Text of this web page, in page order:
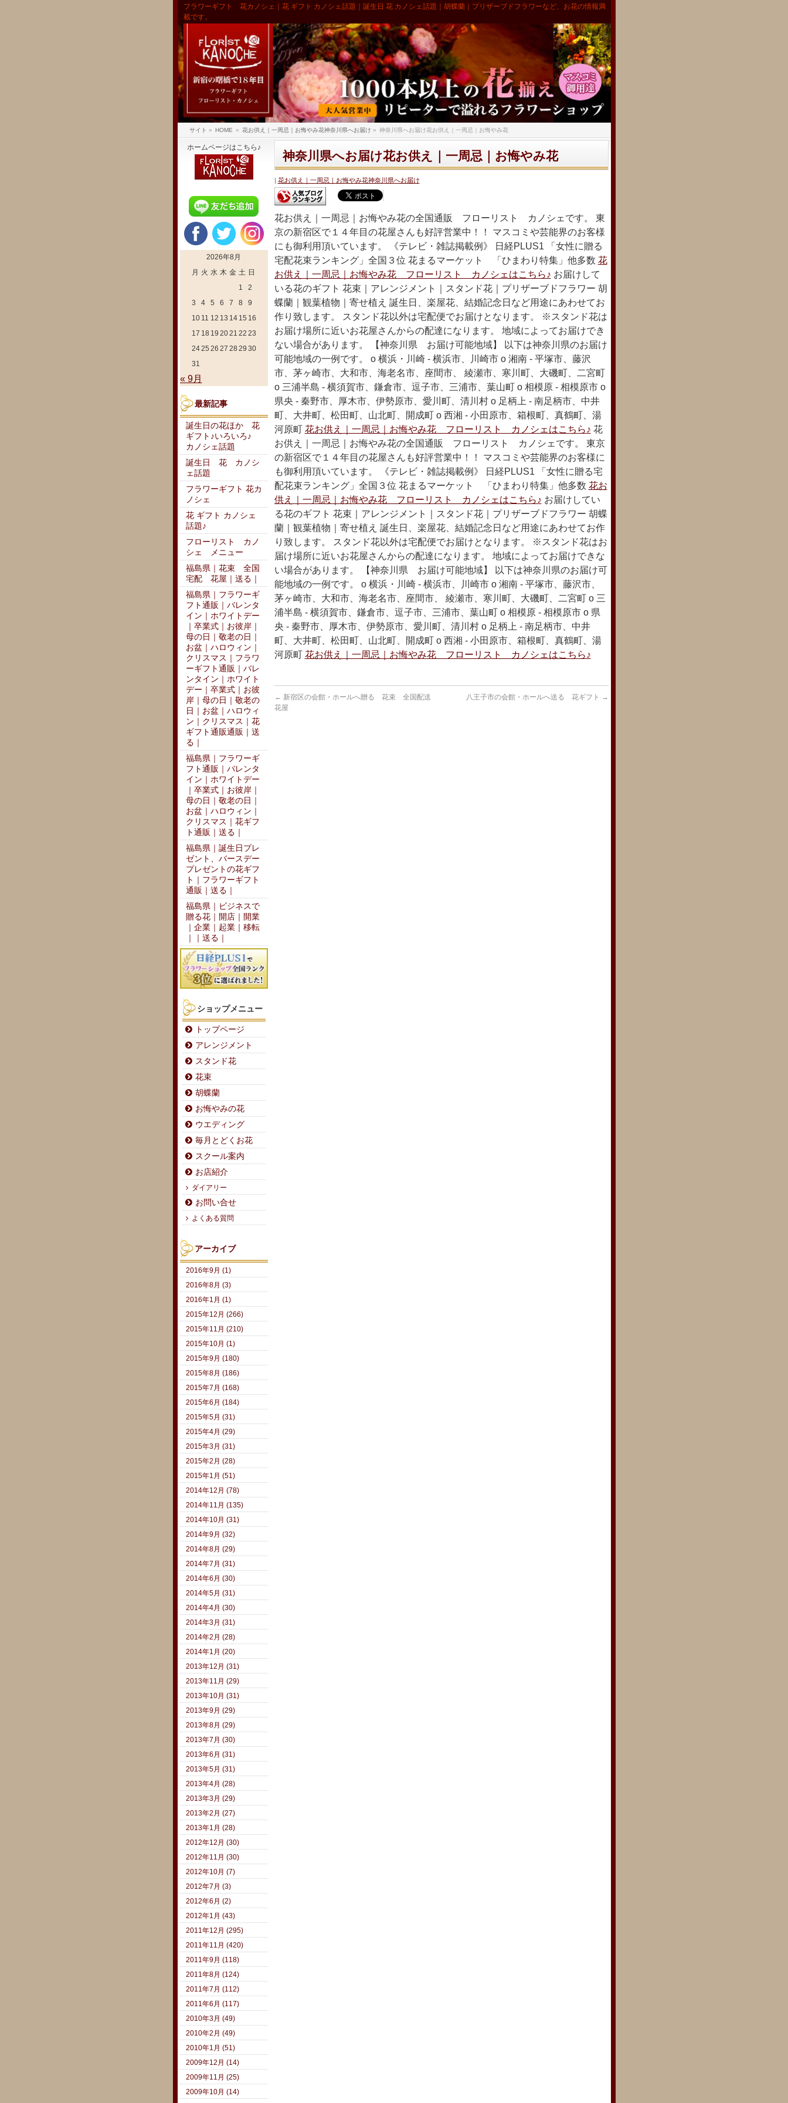
フラワーギフト 花カノシェ｜花 ギフト カノシェ話題｜誕生日 花 カノシェ話題｜胡蝶蘭｜プリザーブドフラワーなど、お花の情報満
載です。
サイト » HOME » 花お供え｜一周忌｜お悔やみ花神奈川県へお届け » 神奈川県へお届け花お供え｜一周忌｜お悔やみ花
神奈川県へお届け花お供え｜一周忌｜お悔やみ花
花お供え｜一周忌｜お悔やみ花神奈川県へお届け
花お供え｜一周忌｜お悔やみ花の全国通販 フローリスト カノシェです。 東
京の新宿区で１４年目の花屋さんも好評営業中！！ マスコミや芸能界のお客様
にも御利用頂いています。 《テレビ・雑誌掲載例》 日経PLUS1 「女性に贈る
宅配花束ランキング」全国３位 花まるマーケット 「ひまわり特集」他多数 花
お供え｜一周忌｜お悔やみ花 フローリスト カノシェはこちら♪ お届けして
いる花のギフト 花束｜アレンジメント｜スタンド花｜プリザーブドフラワー 胡
蝶蘭｜観葉植物｜寄せ植え 誕生日、楽屋花、結婚記念日など用途にあわせてお
作り致します。 スタンド花以外は宅配便でお届けとなります。 ※スタンド花は
お届け場所に近いお花屋さんからの配達になります。 地域によってお届けでき
ない場合があります。 【神奈川県 お届け可能地域】 以下は神奈川県のお届け
可能地域の一例です。 o 横浜・川崎 - 横浜市、川崎市 o 湘南 - 平塚市、藤沢
市、茅ヶ崎市、大和市、海老名市、座間市、 綾瀬市、寒川町、大磯町、二宮町
o 三浦半島 - 横須賀市、鎌倉市、逗子市、三浦市、葉山町 o 相模原 - 相模原市 o
県央 - 秦野市、厚木市、伊勢原市、愛川町、清川村 o 足柄上 - 南足柄市、中井
町、大井町、松田町、山北町、開成町 o 西湘 - 小田原市、箱根町、真鶴町、湯
河原町 花お供え｜一周忌｜お悔やみ花 フローリスト カノシェはこちら♪ 花
お供え｜一周忌｜お悔やみ花の全国通販 フローリスト カノシェです。 東京
の新宿区で１４年目の花屋さんも好評営業中！！ マスコミや芸能界のお客様に
も御利用頂いています。 《テレビ・雑誌掲載例》 日経PLUS1 「女性に贈る宅
配花束ランキング」全国３位 花まるマーケット 「ひまわり特集」他多数 花お
供え｜一周忌｜お悔やみ花 フローリスト カノシェはこちら♪ お届けしてい
る花のギフト 花束｜アレンジメント｜スタンド花｜プリザーブドフラワー 胡蝶
蘭｜観葉植物｜寄せ植え 誕生日、楽屋花、結婚記念日など用途にあわせてお作
り致します。 スタンド花以外は宅配便でお届けとなります。 ※スタンド花はお
届け場所に近いお花屋さんからの配達になります。 地域によってお届けできな
い場合があります。 【神奈川県 お届け可能地域】 以下は神奈川県のお届け可
能地域の一例です。 o 横浜・川崎 - 横浜市、川崎市 o 湘南 - 平塚市、藤沢市、
茅ヶ崎市、大和市、海老名市、座間市、 綾瀬市、寒川町、大磯町、二宮町 o 三
浦半島 - 横須賀市、鎌倉市、逗子市、三浦市、葉山町 o 相模原 - 相模原市 o 県
央 - 秦野市、厚木市、伊勢原市、愛川町、清川村 o 足柄上 - 南足柄市、中井
町、大井町、松田町、山北町、開成町 o 西湘 - 小田原市、箱根町、真鶴町、湯
河原町 花お供え｜一周忌｜お悔やみ花 フローリスト カノシェはこちら♪
← 新宿区の会館・ホールへ贈る 花束 全国配送
花屋
八王子市の会館・ホールへ送る 花ギフト →
ホームページはこちら♪
2026年8月
月 火 水 木 金 土 日
1
2
3
4 5 6 7 8
9
10 11 12 13 14 15 16
17 18 19 2021 22 23
2425 26 27 28 29 30
31
« 9月
最新記事
誕生日の花ほか 花
ギフト♪いろいろ♪
カノシェ話題
誕生日 花 カノシ
ェ話題
フラワーギフト 花カ
ノシェ
花 ギフト カノシェ
話題♪
フローリスト カノ
シェ メニュー
福島県｜花束 全国
宅配 花屋｜送る｜
福島県｜フラワーギ
フト通販｜バレンタ
イン｜ホワイトデー
｜卒業式｜お彼岸｜
母の日｜敬老の日｜
お盆｜ハロウィン｜
クリスマス｜フラワ
ーギフト通販｜バレ
ンタイン｜ホワイト
デー｜卒業式｜お彼
岸｜母の日｜敬老の
日｜お盆｜ハロウィ
ン｜クリスマス｜花
ギフト通販通販｜送
る｜
福島県｜フラワーギ
フト通販｜バレンタ
イン｜ホワイトデー
｜卒業式｜お彼岸｜
母の日｜敬老の日｜
お盆｜ハロウィン｜
クリスマス｜花ギフ
ト通販｜送る｜
福島県｜誕生日プレ
ゼント、バースデー
プレゼントの花ギフ
ト｜フラワーギフト
通販｜送る｜
福島県｜ビジネスで
贈る花｜開店｜開業
｜企業｜起業｜移転
｜｜送る｜
ショップメニュー
トップページ
アレンジメント
スタンド花
花束
胡蝶蘭
お悔やみの花
ウエディング
毎月とどくお花
スクール案内
お店紹介
ダイアリー
お問い合せ
よくある質問
アーカイブ
2016年9月 (1)
2016年8月 (3)
2016年1月 (1)
2015年12月 (266)
2015年11月 (210)
2015年10月 (1)
2015年9月 (180)
2015年8月 (186)
2015年7月 (168)
2015年6月 (184)
2015年5月 (31)
2015年4月 (29)
2015年3月 (31)
2015年2月 (28)
2015年1月 (51)
2014年12月 (78)
2014年11月 (135)
2014年10月 (31)
2014年9月 (32)
2014年8月 (29)
2014年7月 (31)
2014年6月 (30)
2014年5月 (31)
2014年4月 (30)
2014年3月 (31)
2014年2月 (28)
2014年1月 (20)
2013年12月 (31)
2013年11月 (29)
2013年10月 (31)
2013年9月 (29)
2013年8月 (29)
2013年7月 (30)
2013年6月 (31)
2013年5月 (31)
2013年4月 (28)
2013年3月 (29)
2013年2月 (27)
2013年1月 (28)
2012年12月 (30)
2012年11月 (30)
2012年10月 (7)
2012年7月 (3)
2012年6月 (2)
2012年1月 (43)
2011年12月 (295)
2011年11月 (420)
2011年9月 (118)
2011年8月 (124)
2011年7月 (112)
2011年6月 (117)
2010年3月 (49)
2010年2月 (49)
2010年1月 (51)
2009年12月 (14)
2009年11月 (25)
2009年10月 (14)